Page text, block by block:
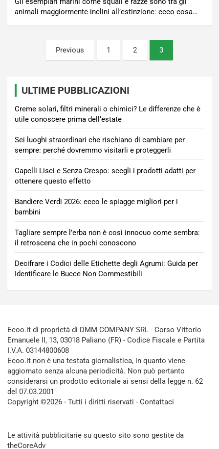
animali maggiormente inclini all’estinzione: ecco cosa…
Paginazione
Previous 1 2 3
ULTIME PUBBLICAZIONI
Creme solari, filtri minerali o chimici? Le differenze che è
utile conoscere prima dell’estate
Sei luoghi straordinari che rischiano di cambiare per
sempre: perché dovremmo visitarli e proteggerli
Capelli Lisci e Senza Crespo: scegli i prodotti adatti per
ottenere questo effetto
Bandiere Verdi 2026: ecco le spiagge migliori per i
bambini
Tagliare sempre l’erba non è così innocuo come sembra:
il retroscena che in pochi conoscono
Decifrare i Codici delle Etichette degli Agrumi: Guida per
Identificare le Bucce Non Commestibili
Ecoo.it di proprietà di DMM COMPANY SRL - Corso Vittorio
Emanuele II, 13, 03018 Paliano (FR) - Codice Fiscale e Partita
I.V.A. 03144800608
Ecoo.it non è una testata giornalistica, in quanto viene
aggiornato senza alcuna periodicità. Non può pertanto
considerarsi un prodotto editoriale ai sensi della legge n. 62
del 07.03.2001
Copyright ©2026 - Tutti i diritti riservati - Contattaci
Le attività pubblicitarie su questo sito sono gestite da
theCoreAdv